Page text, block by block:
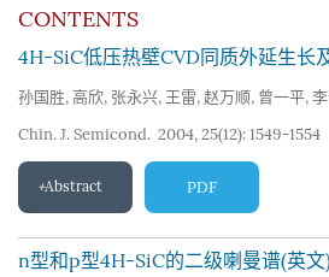
CONTENTS
4H-SiC低压热壁CVD同质外延生长
孙国胜, 高欣, 张永兴, 王雷, 赵万顺, 曾一平,
Chin. J. Semicond. 2004, 25(12): 1549-1554
Abstract PDF
n型和p型4H-SiC的二级喇曼谱(英文